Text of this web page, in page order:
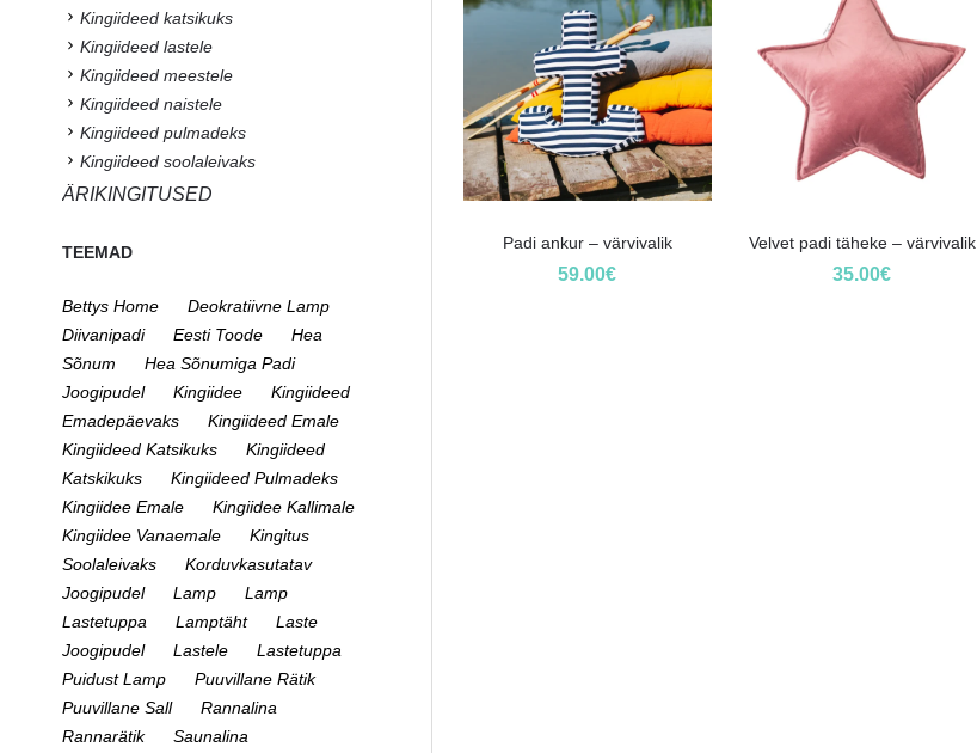
Padi ankur – värvivalik
59.00€
Velvet padi täheke – värvivalik
35.00€
Kingiideed katsikuks
Kingiideed lastele
Kingiideed meestele
Kingiideed naistele
Kingiideed pulmadeks
Kingiideed soolaleivaks
ÄRIKINGITUSED
TEEMAD
Bettys Home
Deokratiivne Lamp
Diivanipadi
Eesti Toode
Hea
Sõnum
Hea Sõnumiga Padi
Joogipudel
Kingiidee
Kingiideed
Emadepäevaks
Kingiideed Emale
Kingiideed Katsikuks
Kingiideed
Katskikuks
Kingiideed Pulmadeks
Kingiidee Emale
Kingiidee Kallimale
Kingiidee Vanaemale
Kingitus
Soolaleivaks
Korduvkasutatav
Joogipudel
Lamp
Lamp
Lastetuppa
Lamptäht
Laste
Joogipudel
Lastele
Lastetuppa
Puidust Lamp
Puuvillane Rätik
Puuvillane Sall
Rannalina
Rannarätik
Saunalina